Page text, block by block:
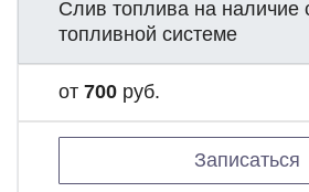
Слив топлива на наличие
топливной системе
от 700 руб.
Записаться